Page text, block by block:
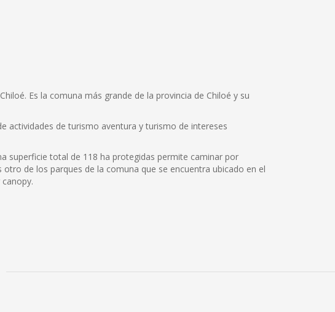
Es la comuna más grande de la provincia de Chiloé y su
actividades de turismo aventura y turismo de intereses
superficie total de 118 ha protegidas permite caminar por
de los parques de la comuna que se encuentra ubicado en el